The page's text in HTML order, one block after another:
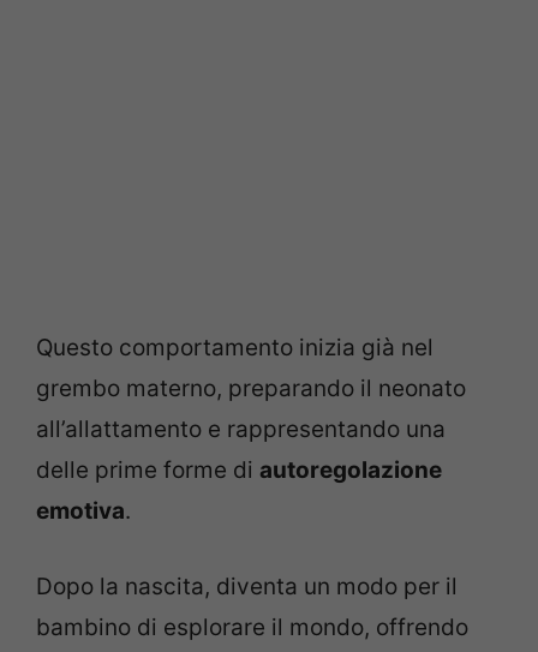
Questo comportamento inizia già nel
grembo materno, preparando il neonato
all’allattamento e rappresentando una
delle prime forme di autoregolazione
emotiva.
Dopo la nascita, diventa un modo per il
bambino di esplorare il mondo, offrendo